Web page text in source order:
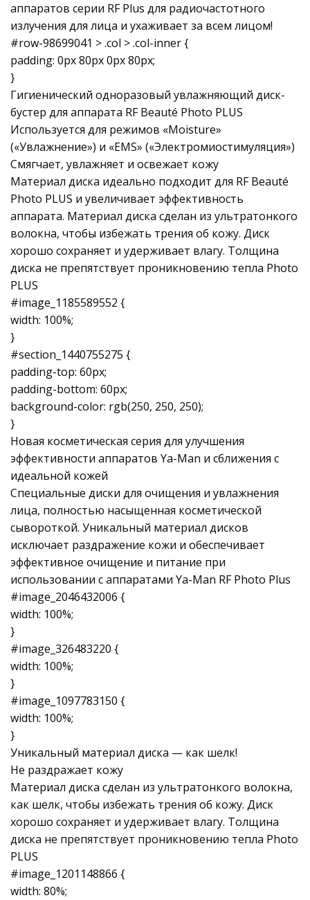
аппаратов серии RF Plus для радиочастотного
излучения для лица и ухаживает за всем лицом!
#row-98699041 > .col > .col-inner {
padding: 0px 80px 0px 80px;
}
Гигиенический одноразовый увлажняющий диск-
бустер для аппарата RF Beauté Photo PLUS
Используется для режимов «Moisture»
(«Увлажнение») и «EMS» («Электромиостимуляция»)
Смягчает, увлажняет и освежает кожу
Материал диска идеально подходит для RF Beauté
Photo PLUS и увеличивает эффективность
аппарата. Материал диска сделан из ультратонкого
волокна, чтобы избежать трения об кожу. Диск
хорошо сохраняет и удерживает влагу. Толщина
диска не препятствует проникновению тепла Photo
PLUS
#image_1185589552 {
width: 100%;
}
#section_1440755275 {
padding-top: 60px;
padding-bottom: 60px;
background-color: rgb(250, 250, 250);
}
Новая косметическая серия для улучшения
эффективности аппаратов Ya-Man и сближения с
идеальной кожей
Специальные диски для очищения и увлажнения
лица, полностью насыщенная косметической
сывороткой. Уникальный материал дисков
исключает раздражение кожи и обеспечивает
эффективное очищение и питание при
использовании с аппаратами Ya-Man RF Photo Plus
#image_2046432006 {
width: 100%;
}
#image_326483220 {
width: 100%;
}
#image_1097783150 {
width: 100%;
}
Уникальный материал диска — как шелк!
Не раздражает кожу
Материал диска сделан из ультратонкого волокна,
как шелк, чтобы избежать трения об кожу. Диск
хорошо сохраняет и удерживает влагу. Толщина
диска не препятствует проникновению тепла Photo
PLUS
#image_1201148866 {
width: 80%;